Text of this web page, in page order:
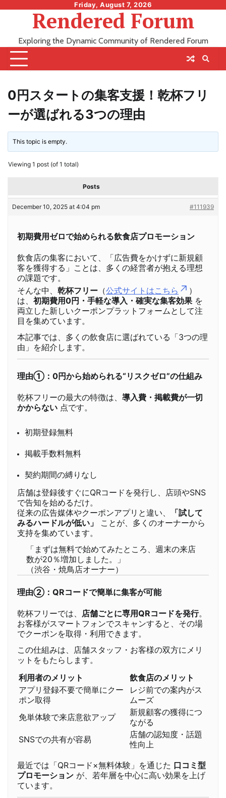
Friday, August 7, 2026
Rendered Forum
Exploring the Dynamic Community of Rendered Forum
0円スタートの集客支援！乾杯フリ
ーが選ばれる3つの理由
This topic is empty.
Viewing 1 post (of 1 total)
Posts
December 10, 2025 at 4:04 pm #111939
初期費用ゼロで始められる飲食店プロモーション
飲食店の集客において、「広告費をかけずに新規顧
客を獲得する」ことは、多くの経営者が抱える理想
の課題です。
そんな中、 乾杯フリー （公式サイトはこちら
）
は、 初期費用0円・手軽な導入・確実な集客効果 を
両立した新しいクーポンプラットフォームとして注
目を集めています。
本記事では、多くの飲食店に選ばれている「3つの理
由」を紹介します。
理由①：0円から始められる“リスクゼロ”の仕組み
乾杯フリーの最大の特徴は、 導入費・掲載費が一切
かからない 点です。
初期登録無料
掲載手数料無料
契約期間の縛りなし
店舗は登録後すぐにQRコードを発行し、店頭やSNS
で告知を始めるだけ。
従来の広告媒体やクーポンアプリと違い、
「試して
みるハードルが低い」
ことが、多くのオーナーから
支持を集めています。
「まずは無料で始めてみたところ、週末の来店
数が20％増加しました。」
（渋谷・焼鳥店オーナー）
理由②：QRコードで簡単に集客が可能
乾杯フリーでは、 店舗ごとに専用QRコードを発行。
お客様がスマートフォンでスキャンすると、その場
でクーポンを取得・利用できます。
この仕組みは、店舗スタッフ・お客様の双方にメリ
ットをもたらします。
利用者のメリット
飲食店のメリット
アプリ登録不要で簡単にクー
ポン取得
レジ前での案内がス
ムーズ
免単体験で来店意欲アップ
新規顧客の獲得につ
ながる
SNSでの共有が容易
店舗の認知度・話題
性向上
最近では「QRコード×無料体験」を通じた 口コミ型
プロモーション が、若年層を中心に高い効果を上げ
ています。